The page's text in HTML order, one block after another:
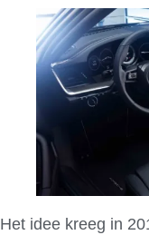
Het idee kreeg in